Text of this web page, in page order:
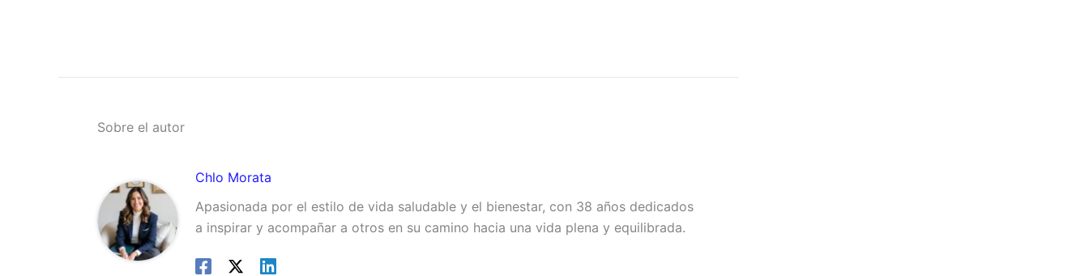
Sobre el autor
Chlo Morata
Apasionada por el estilo de vida saludable y el bienestar, con 38 años dedicados
a inspirar y acompañar a otros en su camino hacia una vida plena y equilibrada.